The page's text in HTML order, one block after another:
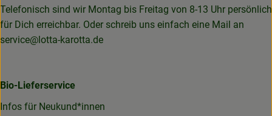
Telefonisch sind wir Montag bis Freitag von 8-13 Uhr persönlich
für Dich erreichbar. Oder schreib uns einfach eine Mail an
service@lotta-karotta.de
Bio-Lieferservice
Infos für Neukund*innen